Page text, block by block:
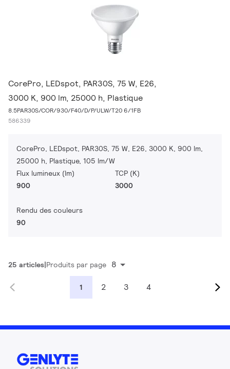
CorePro, LEDspot, PAR30S, 75 W, E26,
3000 K, 900 lm, 25000 h, Plastique
8.5PAR30S/COR/930/F40/D/P/ULW/T20 6/1FB
586339
CorePro, LEDspot, PAR30S, 75 W, E26, 3000 K, 900 lm,
25000 h, Plastique, 105 lm/W
Flux lumineux (lm)
900
TCP (K)
3000
Rendu des couleurs
90
25 articles Produits par page 8
1 2 3 4